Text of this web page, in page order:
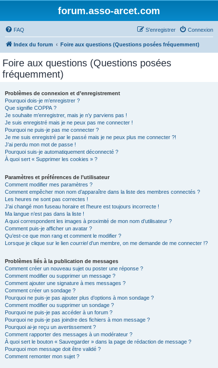
forum.asso-arcet.com
FAQ Connexion
S’enregistrer
Index du forum Foire aux questions (Questions posées fréquemment)
Foire aux questions (Questions posées
fréquemment)
Problèmes de connexion et d’enregistrement
Pourquoi dois-je m’enregistrer ?
Que signifie COPPA ?
Je souhaite m’enregistrer, mais je n’y parviens pas !
Je suis enregistré mais je ne peux pas me connecter !
Pourquoi ne puis-je pas me connecter ?
Je me suis enregistré par le passé mais je ne peux plus me connecter ?!
J’ai perdu mon mot de passe !
Pourquoi suis-je automatiquement déconnecté ?
À quoi sert « Supprimer les cookies » ?
Paramètres et préférences de l’utilisateur
Comment modifier mes paramètres ?
Comment empêcher mon nom d’apparaître dans la liste des membres connectés ?
Les heures ne sont pas correctes !
J’ai changé mon fuseau horaire et l’heure est toujours incorrecte !
Ma langue n’est pas dans la liste !
A quoi correspondent les images à proximité de mon nom d’utilisateur ?
Comment puis-je afficher un avatar ?
Qu’est-ce que mon rang et comment le modifier ?
Lorsque je clique sur le lien courrield’un membre, on me demande de me connecter !?
Problèmes liés à la publication de messages
Comment créer un nouveau sujet ou poster une réponse ?
Comment modifier ou supprimer un message ?
Comment ajouter une signature à mes messages ?
Comment créer un sondage ?
Pourquoi ne puis-je pas ajouter plus d’options à mon sondage ?
Comment modifier ou supprimer un sondage ?
Pourquoi ne puis-je pas accéder à un forum ?
Pourquoi ne puis-je pas joindre des fichiers à mon message ?
Pourquoi ai-je reçu un avertissement ?
Comment rapporter des messages à un modérateur ?
À quoi sert le bouton « Sauvegarder » dans la page de rédaction de message ?
Pourquoi mon message doit être validé ?
Comment remonter mon sujet ?